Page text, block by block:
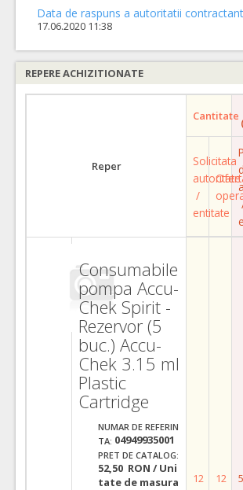
Data de raspuns a autoritatii
17.06.2020 11:38
REPERE ACHIZITIONATE
Reper
Cantitate
Solicitata
autoritate
/
entitate
Consumabile
pompa Accu-
Chek Spirit -
Rezervor (5
buc.) Accu-
Chek 3.15 ml
Plastic
Cartridge
NUMAR DE REFERIN
TA: 04949935001
PRET DE CATALOG:
52,50 RON / Uni
tate de masura
12 12